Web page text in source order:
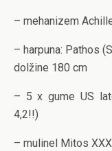
– mehanizem
– harpuna: Pathos
dolžine 180 cm
– 5 x gume US
4,2!!)
– mulinel Mitos